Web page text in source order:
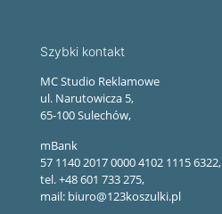
Szybki kontakt
MC Studio Reklamowe
ul. Narutowicza 5,
65-100 Sulechów,
mBank
57 1140 2017 0000 4102 1115 6322,
tel. +48 601 733 275,
mail: biuro@123koszulki.pl